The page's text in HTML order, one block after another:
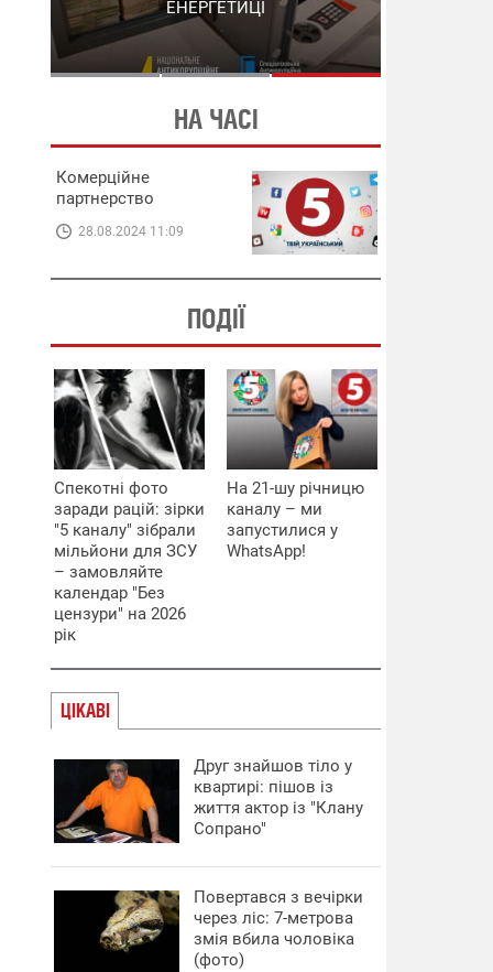
СХЕМИ В ЕНЕРГЕТИЦІ
ЕНЕРГЕТИЦІ
НА ЧАСІ
Комерційне
партнерство
28.08.2024 11:09
ПОДІЇ
Спекотні фото
заради рацій: зірки
"5 каналу" зібрали
мільйони для ЗСУ
– замовляйте
календар "Без
цензури" на 2026
рік
На 21-шу річницю
каналу – ми
запустилися у
WhatsApp!
ЦІКАВІ
Друг знайшов тіло у
квартирі: пішов із
життя актор із "Клану
Сопрано"
Повертався з вечірки
через ліс: 7-метрова
змія вбила чоловіка
(фото)